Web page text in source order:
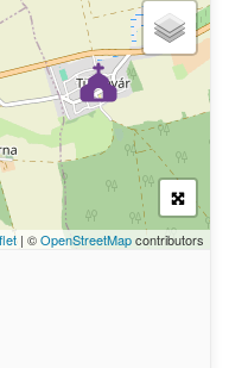
| ©OpenStreetMapcontributors